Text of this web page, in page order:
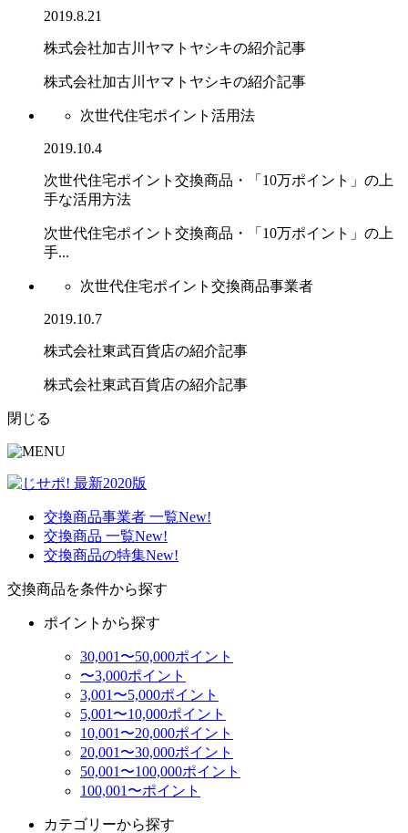
2019.8.21
株式会社加古川ヤマトヤシキの紹介記事
株式会社加古川ヤマトヤシキの紹介記事
次世代住宅ポイント活用法
2019.10.4
次世代住宅ポイント交換商品・「10万ポイント」の上
手な活用方法
次世代住宅ポイント交換商品・「10万ポイント」の上
手...
次世代住宅ポイント交換商品事業者
2019.10.7
株式会社東武百貨店の紹介記事
株式会社東武百貨店の紹介記事
閉じる
交換商品事業者 一覧New!
交換商品 一覧New!
交換商品の特集New!
交換商品を条件から探す
ポイントから探す
30,001〜50,000ポイント
〜3,000ポイント
3,001〜5,000ポイント
5,001〜10,000ポイント
10,001〜20,000ポイント
20,001〜30,000ポイント
50,001〜100,000ポイント
100,001〜ポイント
カテゴリーから探す